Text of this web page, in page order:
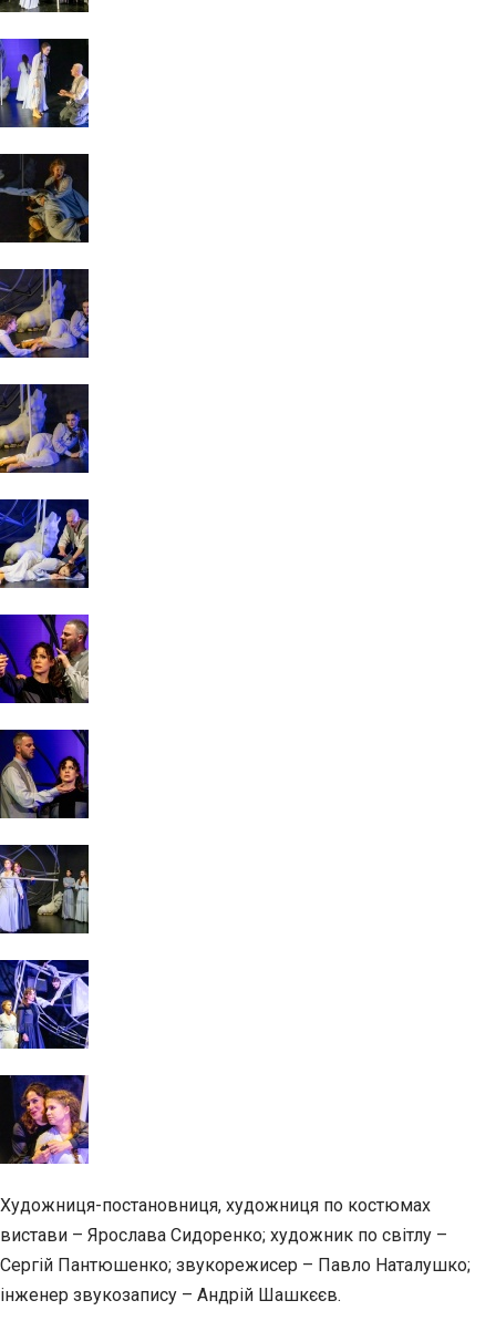
Художниця-постановниця, художниця по костюмах
вистави – Ярослава Сидоренко; художник по світлу –
Сергій Пантюшенко; звукорежисер – Павло Наталушко;
інженер звукозапису – Андрій Шашкєєв.